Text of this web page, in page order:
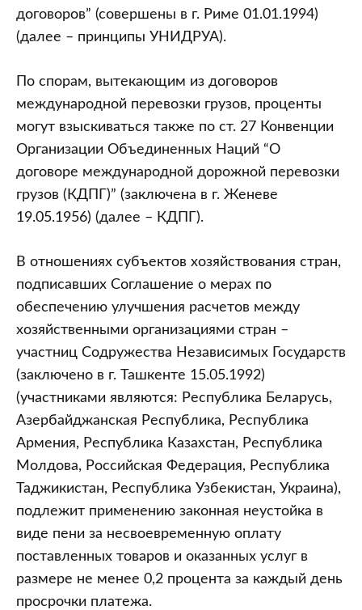
договоров” (совершены в г. Риме 01.01.1994)
(далее – принципы УНИДРУА).
По спорам, вытекающим из договоров
международной перевозки грузов, проценты
могут взыскиваться также по ст. 27 Конвенции
Организации Объединенных Наций “О
договоре международной дорожной перевозки
грузов (КДПГ)” (заключена в г. Женеве
19.05.1956) (далее – КДПГ).
В отношениях субъектов хозяйствования стран,
подписавших Соглашение о мерах по
обеспечению улучшения расчетов между
хозяйственными организациями стран –
участниц Содружества Независимых Государств
(заключено в г. Ташкенте 15.05.1992)
(участниками являются: Республика Беларусь,
Азербайджанская Республика, Республика
Армения, Республика Казахстан, Республика
Молдова, Российская Федерация, Республика
Таджикистан, Республика Узбекистан, Украина),
подлежит применению законная неустойка в
виде пени за несвоевременную оплату
поставленных товаров и оказанных услуг в
размере не менее 0,2 процента за каждый день
просрочки платежа.